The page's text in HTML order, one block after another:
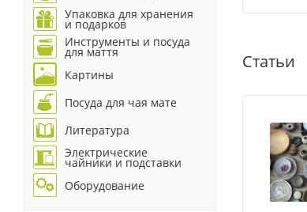
Статьи
Упаковка для хранения
и подарков
Инструменты и посуда
для маття
Картины
Посуда для чая мате
Литература
Электрические
чайники и подставки
Оборудование